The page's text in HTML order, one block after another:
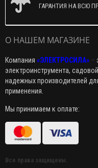
ГАРАНТИЯ НА ВСЮ
О НАШЕМ МАГАЗИНЕ
Компания «ЭЛЕКТРОСИЛА» –
электроинструмента,
надежных производителей
применения.
Мы принимаем к оплате:
Все права защищены.